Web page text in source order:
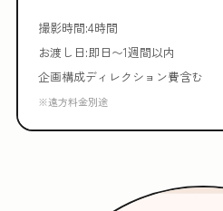
撮影時間:4時間
お渡し日:即日〜1週間以内
企画構成ディレクション費含む
※遠方料金別途